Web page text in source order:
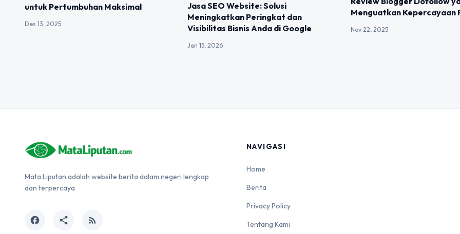
untuk Pertumbuhan Maksimal
Des 13, 2025
Jasa SEO Website: Solusi
Meningkatkan Peringkat dan
Visibilitas Bisnis Anda di Google
Jan 15, 2026
Menguatkan Kepercayaan
Nov 22, 2025
Mata Liputan adalah website berita dalam negeri lengkap
dan terpercaya
facebook share rss_feed
NAVIGASI
Home
Berita
Privacy Policy
Tentang Kami